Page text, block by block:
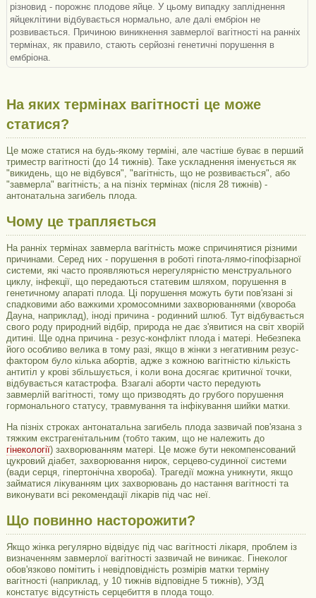
різновид - порожнє плодове яйце. У цьому випадку запліднення
яйцеклітини відбувається нормально, але далі ембріон не
розвивається. Причиною виникнення завмерлої вагітності на ранніх
термінах, як правило, стають серйозні генетичні порушення в
ембріона.
На яких термінах вагітності це може
статися?
Це може статися на будь-якому терміні, але частіше буває в перший
триместр вагітності (до 14 тижнів). Таке ускладнення іменується як
"викидень, що не відбувся", "вагітність, що не розвивається", або
"завмерла" вагітність; а на пізніх термінах (після 28 тижнів) -
антонатальна загибель плода.
Чому це трапляється
На ранніх термінах завмерла вагітність може спричинятися різними
причинами. Серед них - порушення в роботі гіпота-лямо-гіпофізарної
системи, які часто проявляються нерегулярністю менструального
циклу, інфекції, що передаються статевим шляхом, порушення в
генетичному апараті плода. Ці порушення можуть бути пов'язані зі
спадковими або важкими хромосомними захворюваннями (хвороба
Дауна, наприклад), іноді причина - родинний шлюб. Тут відбувається
свого роду природний відбір, природа не дає з'явитися на світ хворій
дитині. Ще одна причина - резус-конфлікт плода і матері. Небезпека
його особливо велика в тому разі, якщо в жінки з негативним резус-
фактором було кілька абортів, адже з кожною вагітністю кількість
антитіл у крові збільшується, і коли вона досягає критичної точки,
відбувається катастрофа. Взагалі аборти часто передують
завмерлій вагітності, тому що призводять до грубого порушення
гормонального статусу, травмування та інфікування шийки матки.
На пізніх строках антонатальна загибель плода зазвичай пов'язана з
тяжким екстрагенітальним (тобто таким, що не належить до
гінекології) захворюванням матері. Це може бути некомпенсований
цукровий діабет, захворювання нирок, серцево-судинної системи
(вади серця, гіпертонічна хвороба). Трагедії можна уникнути, якщо
займатися лікуванням цих захворювань до настання вагітності та
виконувати всі рекомендації лікарів під час неї.
Що повинно насторожити?
Якщо жінка регулярно відвідує під час вагітності лікаря, проблем із
визначенням завмерлої вагітності зазвичай не виникає. Гінеколог
обов'язково помітить і невідповідність розмірів матки терміну
вагітності (наприклад, у 10 тижнів відповідне 5 тижнів), УЗД
констатує відсутність серцебиття в плода тощо.